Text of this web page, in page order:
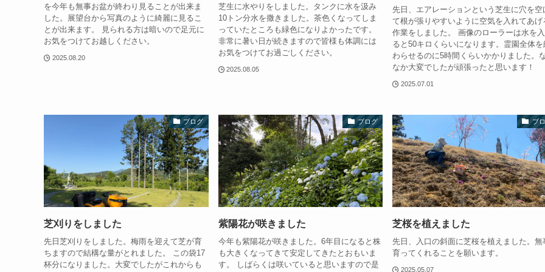
を今年も無事お盆が終わり見ることが出来ま
した。展望台から写真のように綺麗に見るこ
とが出来ます。 見られる方は暗いので足元に
お気をつけてお越しください。
2025.08.20
芝生に水やりをしました。タンクに水を汲み
10トン分水を撒きました。茶色くなってしま
っていたところも緑色になりよかったです。
非常に暑い日が続きますので皆様も体調には
お気をつけてお過ごしください。
2025.08.05
先日、エアレーションという芝生に穴を空
て根が張りやすいように空気を入れてあげ
作業をしました。 画像のローラーは水を
ると50キロくらいになります。霊園全体を
わらせるのに5時間くらいかかりました。
なか大変でしたが頑張ったと思います！
2025.07.01
ブログ
芝刈りをしました
先日芝刈りをしました。梅雨を迎えて芝が育
ちますので結構な量がとれました。 この袋17
杯分になりました。大変でしたがこれからも
ブログ
紫陽花が咲きました
今年も紫陽花が咲きました。6年目になると株
も大きくなってきて安定してきたとおもいま
す。 しばらくは咲いていると思いますので是
ブ
芝桜を植えました
先日、入口の斜面に芝桜を植えました。無
育ってくれることを願います。
2025.05.07